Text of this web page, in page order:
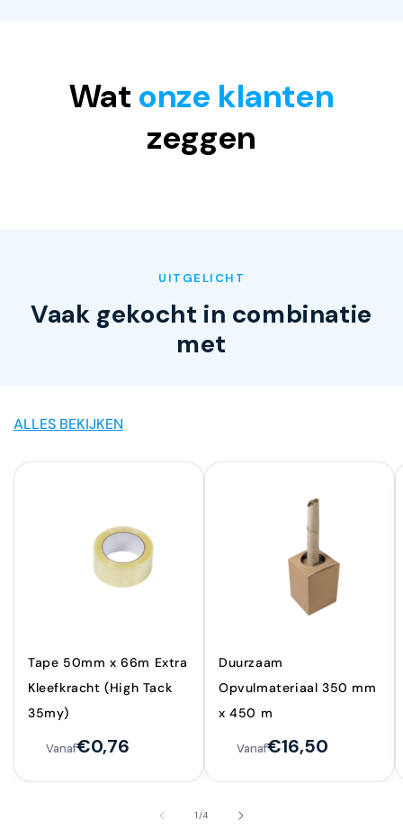
Wat onze klanten
zeggen
UITGELICHT
Vaak gekocht in combinatie
met
ALLES BEKIJKEN
Tape 50mm x 66m Extra
Kleefkracht (High Tack
35my)
Vanaf€0,76
Duurzaam
Opvulmateriaal 350 mm
x 450 m
Vanaf€16,50
1/van
4